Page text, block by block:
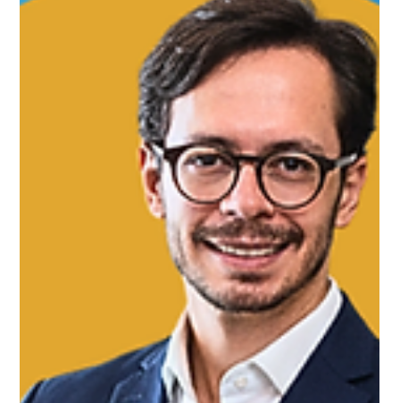
#JornadaÁgil EP1931 Estrutura e
Responsabilidade Corporativa:
Governança pela Gestão Ágil DOM
24.05.26 07h31
Estrutura e Responsabilidade Corporativa